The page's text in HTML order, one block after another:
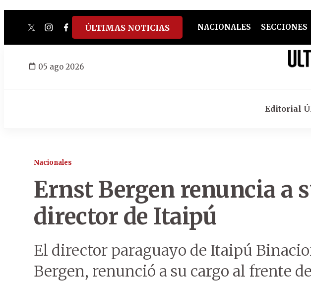
twitterinstagram
facebook
tiktokyoutube
spotify
ÚLTIMAS NOTICIAS NACIONALES SECCIONES
05 ago 2026
Editorial
Nacionales
Ernst Bergen renuncia a
director de Itaipú
El director paraguayo de Itaipú
Bergen, renunció a su cargo al frente